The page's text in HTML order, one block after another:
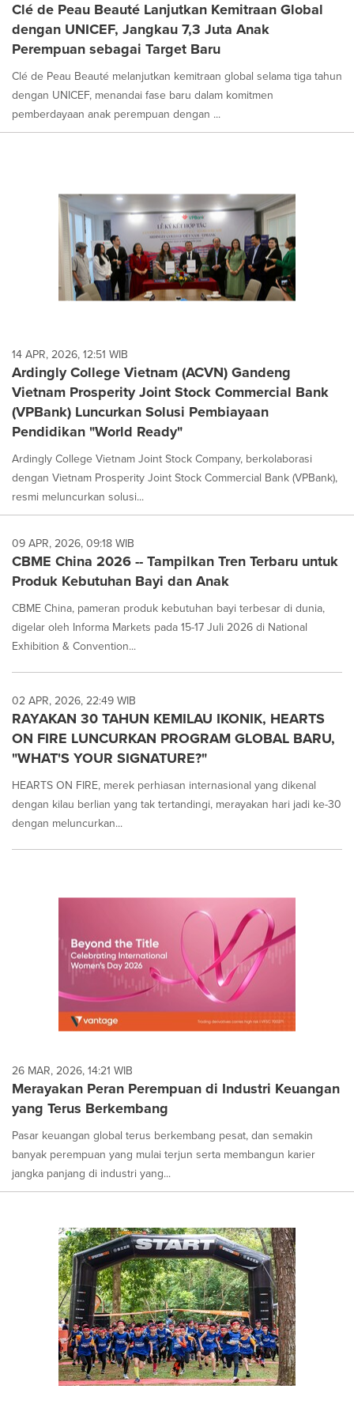
Clé de Peau Beauté Lanjutkan Kemitraan Global
dengan UNICEF, Jangkau 7,3 Juta Anak
Perempuan sebagai Target Baru
Clé de Peau Beauté melanjutkan kemitraan global selama tiga tahun
dengan UNICEF, menandai fase baru dalam komitmen
pemberdayaan anak perempuan dengan ...
14 APR, 2026, 12:51 WIB
Ardingly College Vietnam (ACVN) Gandeng
Vietnam Prosperity Joint Stock Commercial Bank
(VPBank) Luncurkan Solusi Pembiayaan
Pendidikan "World Ready"
Ardingly College Vietnam Joint Stock Company, berkolaborasi
dengan Vietnam Prosperity Joint Stock Commercial Bank (VPBank),
resmi meluncurkan solusi...
09 APR, 2026, 09:18 WIB
CBME China 2026 -- Tampilkan Tren Terbaru untuk
Produk Kebutuhan Bayi dan Anak
CBME China, pameran produk kebutuhan bayi terbesar di dunia,
digelar oleh Informa Markets pada 15-17 Juli 2026 di National
Exhibition & Convention...
02 APR, 2026, 22:49 WIB
RAYAKAN 30 TAHUN KEMILAU IKONIK, HEARTS
ON FIRE LUNCURKAN PROGRAM GLOBAL BARU,
"WHAT'S YOUR SIGNATURE?"
HEARTS ON FIRE, merek perhiasan internasional yang dikenal
dengan kilau berlian yang tak tertandingi, merayakan hari jadi ke-30
dengan meluncurkan...
26 MAR, 2026, 14:21 WIB
Merayakan Peran Perempuan di Industri Keuangan
yang Terus Berkembang
Pasar keuangan global terus berkembang pesat, dan semakin
banyak perempuan yang mulai terjun serta membangun karier
jangka panjang di industri yang...